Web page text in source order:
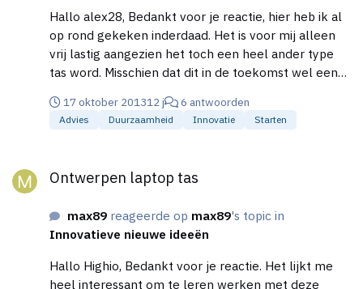
zodat deze niet zomaar te kopiëren is (bijv. via
screenshots). Ook wil ik een betaalsysteem (ideal
en/of paypal) met usersysteem aan de website
koppelen. Dit is eigenlijk wat ik graag als applicatie
ervaringen met bedrijven of personen die goed
webapplicaties kunnen bouwen voor mijn
natuurlijk financieel wel rendabel blijven om dit idee
opmerkingen zijn meer dan welkom! Groet Max
Hallo alex28, Bedankt voor je reactie, hier heb ik al
op rond gekeken inderdaad. Het is voor mij alleen
vrij lastig aangezien het toch een heel ander type
tas word. Misschien dat dit in de toekomst wel een
17 oktober 201312 j 6 antwoorden
Advies Duurzaamheid Innovatie Starten
Ontwerpen laptop tas
max89 reageerde op max89's topic in
Innovatieve nieuwe ideeën
Hallo Highio, Bedankt voor je reactie. Het lijkt me
heel interessant om te leren werken met deze